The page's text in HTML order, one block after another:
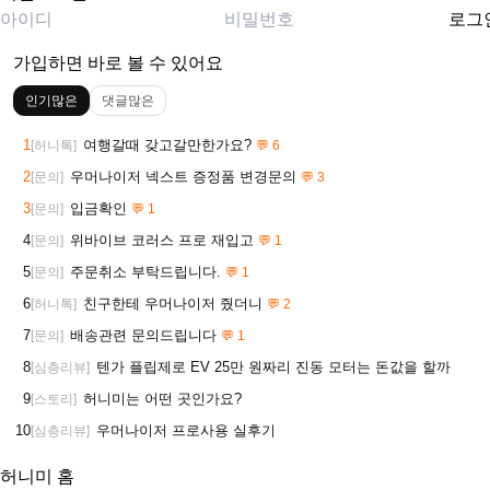
로그
가입하면 바로 볼 수 있어요
인기많은 댓글많은
1[허니톡] 여행갈때 갖고갈만한가요? 💬 6
2[문의] 우머나이저 넥스트 증정품 변경문의 💬 3
3[문의] 입금확인 💬 1
4[문의] 위바이브 코러스 프로 재입고 💬 1
5[문의] 주문취소 부탁드립니다. 💬 1
6[허니톡] 친구한테 우머나이저 줬더니 💬 2
7[문의] 배송관련 문의드립니다 💬 1
8[심층리뷰] 텐가 플립제로 EV 25만 원짜리 진동 모터는 돈값을 할까
9[스토리] 허니미는 어떤 곳인가요?
10[심층리뷰] 우머나이저 프로사용 실후기
허니미 홈